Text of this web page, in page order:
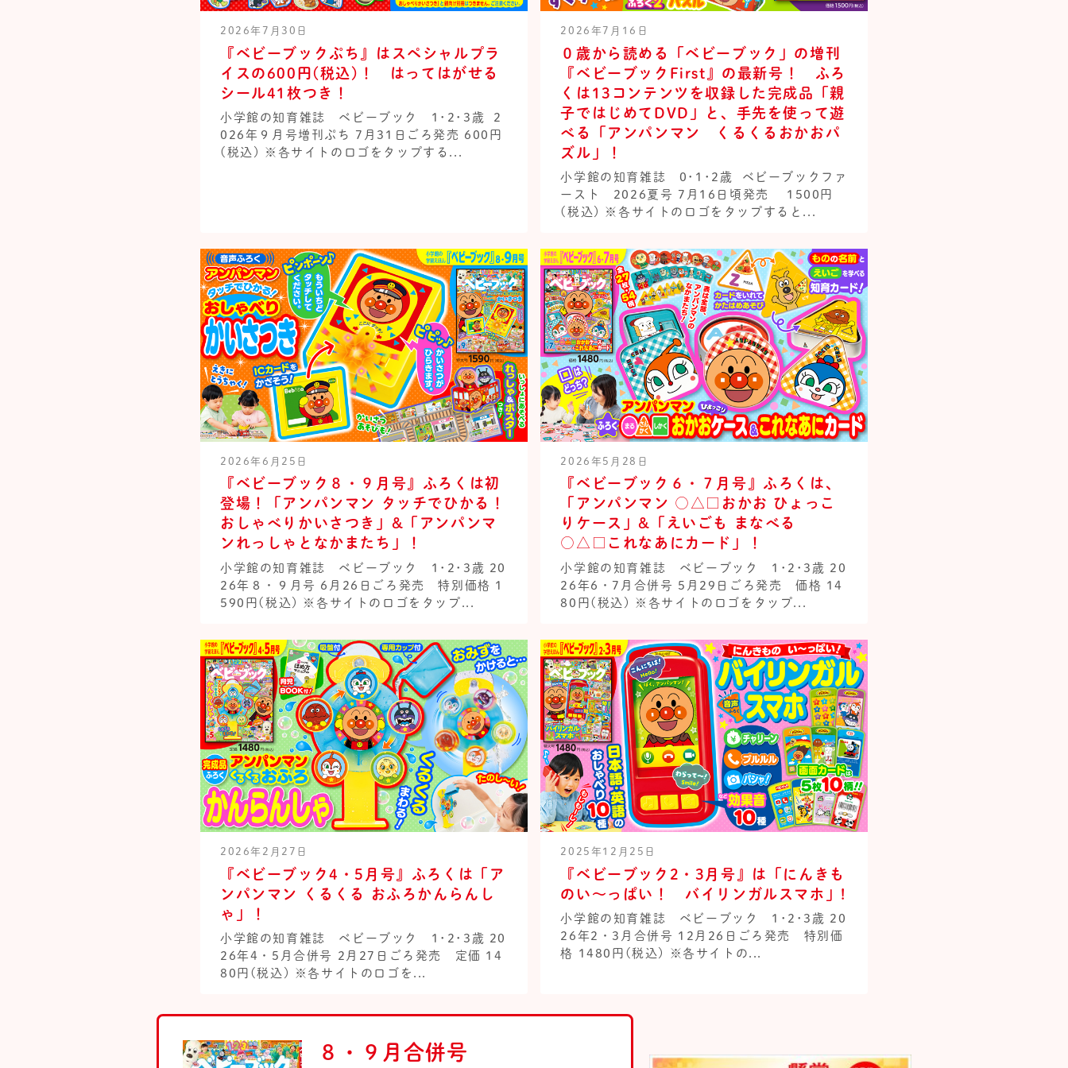
2026年7月30日
『ベビーブックぷち』はスペシャルプラ
イスの600円(税込)！ はってはがせる
シール41枚つき！
小学館の知育雑誌 ベビーブック 1･2･3歳 2
026年９月号増刊ぷち 7月31日ごろ発売 600円
(税込) ※各サイトのロゴをタップする...
2026年7月16日
０歳から読める「ベビーブック」の増刊
『ベビーブックFirst』の最新号！ ふろ
くは13コンテンツを収録した完成品「親
子ではじめてDVD」と、手先を使って遊
べる「アンパンマン くるくるおかおパ
ズル」！
小学館の知育雑誌 0･1･2歳 ベビーブックファ
ースト 2026夏号 7月16日頃発売 1500円
(税込) ※各サイトのロゴをタップすると...
2026年6月25日
『ベビーブック８・９月号』ふろくは初
登場！「アンパンマン タッチでひかる！
おしゃべりかいさつき」&「アンパンマ
ンれっしゃとなかまたち」！
小学館の知育雑誌 ベビーブック 1･2･3歳 20
26年８・９月号 6月26日ごろ発売 特別価格 1
590円(税込) ※各サイトのロゴをタップ...
2026年5月28日
『ベビーブック６・７月号』ふろくは、
「アンパンマン ○△□おかお ひょっこ
りケース」&「えいごも まなべる
○△□これなあにカード」！
小学館の知育雑誌 ベビーブック 1･2･3歳 20
26年6・7月合併号 5月29日ごろ発売 価格 14
80円(税込) ※各サイトのロゴをタップ...
2026年2月27日
『ベビーブック4・5月号』ふろくは「ア
ンパンマン くるくる おふろかんらんし
ゃ」！
小学館の知育雑誌 ベビーブック 1･2･3歳 20
26年4・5月合併号 2月27日ごろ発売 定価 14
80円(税込) ※各サイトのロゴを...
2025年12月25日
『ベビーブック2・3月号』は「にんきも
のい～っぱい！ バイリンガルスマホ」!
小学館の知育雑誌 ベビーブック 1･2･3歳 20
26年2・3月合併号 12月26日ごろ発売 特別価
格 1480円(税込) ※各サイトの...
８・９月合併号